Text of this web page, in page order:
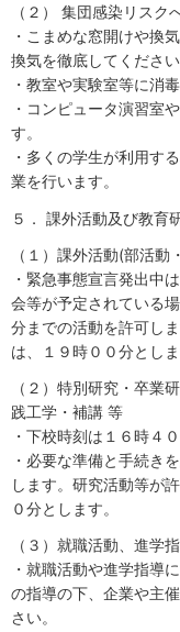
（２） 集団感染リスク
・こまめな窓開けや換
換気を徹底してください
・教室や実験室等に消
・コンピュータ演習室
す。
・多くの学生が利用す
業を行います。
５． 課外活動及び教育
（１）課外活動(部活動
・緊急事態宣言発出中
会等が予定されている
分までの活動を許可し
は、１９時００分としま
（２）特別研究・卒業
践工学・補講 等
・下校時刻は１６時４
・必要な準備と手続き
します。研究活動等が
０分とします。
（３）就職活動、進学
・就職活動や進学指導
の指導の下、企業や主
さい。